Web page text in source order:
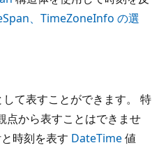
、TimeZoneInfo の選
て表すことができます。 特
点から表すことはできませ
時刻を表す DateTime値